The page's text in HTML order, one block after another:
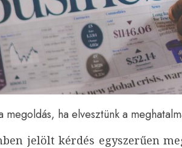
megoldás, ha elvesztünk a
jelölt kérdés egyszerűen